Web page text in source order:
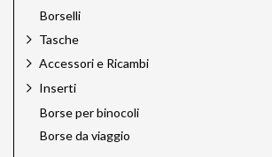
Borselli
Tasche
Accessori e Ricambi
Inserti
Borse per binocoli
Borse da viaggio